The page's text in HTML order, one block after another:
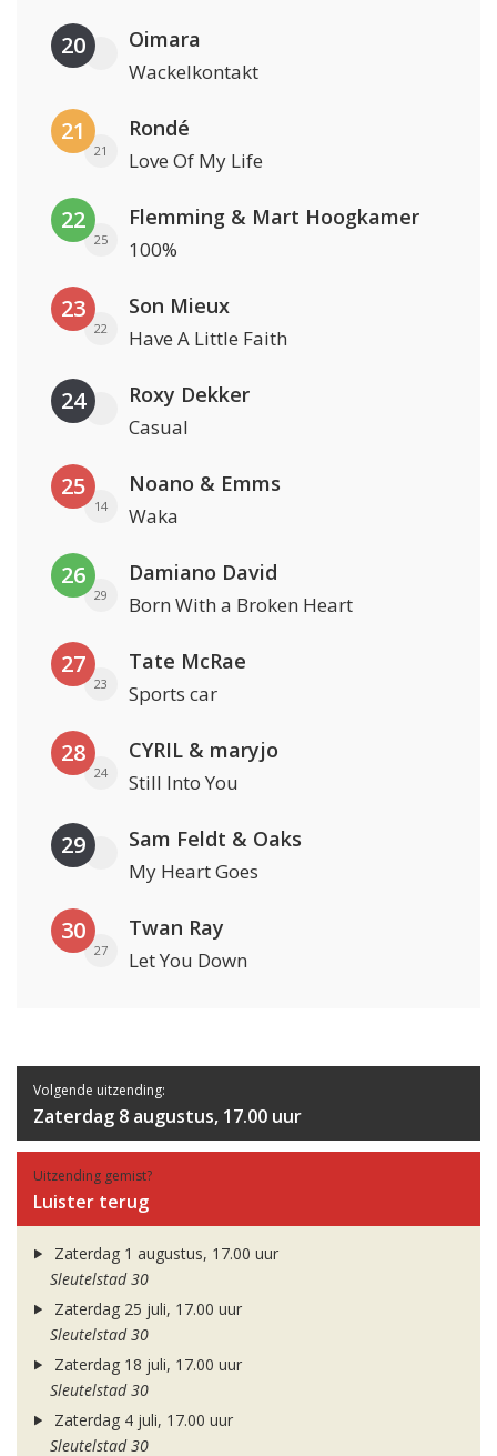
20 Oimara
Wackelkontakt
21
21
Rondé
Love Of My Life
22
25
Flemming & Mart Hoogkamer
100%
23
22
Son Mieux
Have A Little Faith
24 Roxy Dekker
Casual
25
14
Noano & Emms
Waka
26
29
Damiano David
Born With a Broken Heart
27
23
Tate McRae
Sports car
28
24
CYRIL & maryjo
Still Into You
29 Sam Feldt & Oaks
My Heart Goes
30
27
Twan Ray
Let You Down
Volgende uitzending:
Zaterdag 8 augustus, 17.00 uur
Uitzending gemist?
Luister terug
Zaterdag 1 augustus, 17.00 uur
Sleutelstad 30
Zaterdag 25 juli, 17.00 uur
Sleutelstad 30
Zaterdag 18 juli, 17.00 uur
Sleutelstad 30
Zaterdag 4 juli, 17.00 uur
Sleutelstad 30